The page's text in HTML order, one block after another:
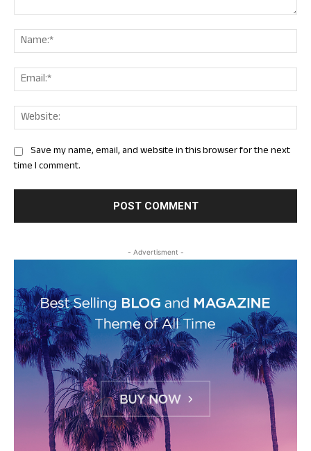
Save my name, email, and website in this browser for the next
time I comment.
- Advertisment -